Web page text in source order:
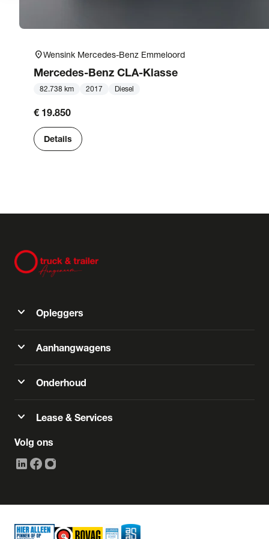
location_onWensink Mercedes-Benz Emmeloord
Mercedes-Benz CLA-Klasse
82.738 km 2017 Diesel
€ 19.850
Details
expand_more Opleggers
expand_more Aanhangwagens
expand_more Onderhoud
expand_more Lease & Services
Volg ons